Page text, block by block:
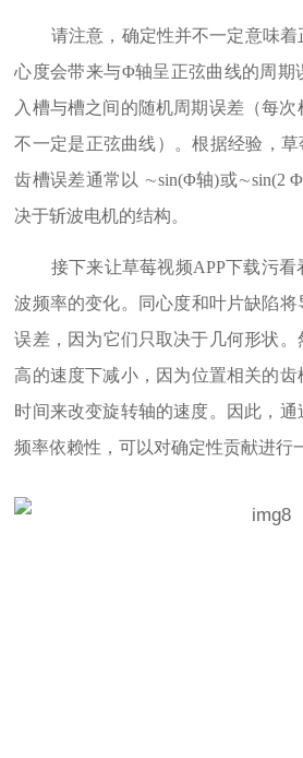
请注意，确定性并不一定意味着
心度会带来与Φ轴呈正弦曲线的周期误
入槽与槽之间的随机周期误差（每次机
不一定是正弦曲线）。根据经验
齿槽误差通常以 ∼sin(Φ轴)或∼sin(2 Φ
决于斩波电机的结构。
接下来让草莓视频APP下载污
波频率的变化。同心度和叶片缺陷
误差，因为它们只取决于几何形状。
高的速度下减小，因为位置相关的
时间来改变旋转轴的速度。因此
频率依赖性，可以对确定性贡献进行一